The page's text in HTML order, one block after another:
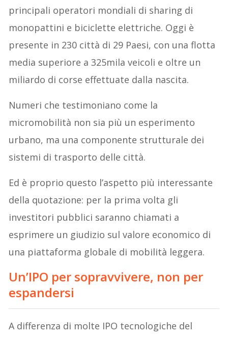
principali operatori mondiali di sharing di
monopattini e biciclette elettriche. Oggi è
presente in 230 città di 29 Paesi, con una flotta
media superiore a 325mila veicoli e oltre un
miliardo di corse effettuate dalla nascita.
Numeri che testimoniano come la
micromobilità non sia più un esperimento
urbano, ma una componente strutturale dei
sistemi di trasporto delle città.
Ed è proprio questo l’aspetto più interessante
della quotazione: per la prima volta gli
investitori pubblici saranno chiamati a
esprimere un giudizio sul valore economico di
una piattaforma globale di mobilità leggera.
Un’IPO per sopravvivere, non per
espandersi
A differenza di molte IPO tecnologiche del